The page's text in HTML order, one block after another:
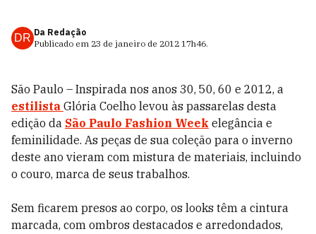
DR Da Redação
Publicado em 23 de janeiro de 2012 17h46.
São Paulo – Inspirada nos anos 30, 50, 60 e 2012, a
estilista Glória Coelho levou às passarelas desta
edição da São Paulo Fashion Week elegância e
feminilidade. As peças de sua coleção para o inverno
deste ano vieram com mistura de materiais, incluindo
o couro, marca de seus trabalhos.
Sem ficarem presos ao corpo, os looks têm a cintura
marcada, com ombros destacados e arredondados,